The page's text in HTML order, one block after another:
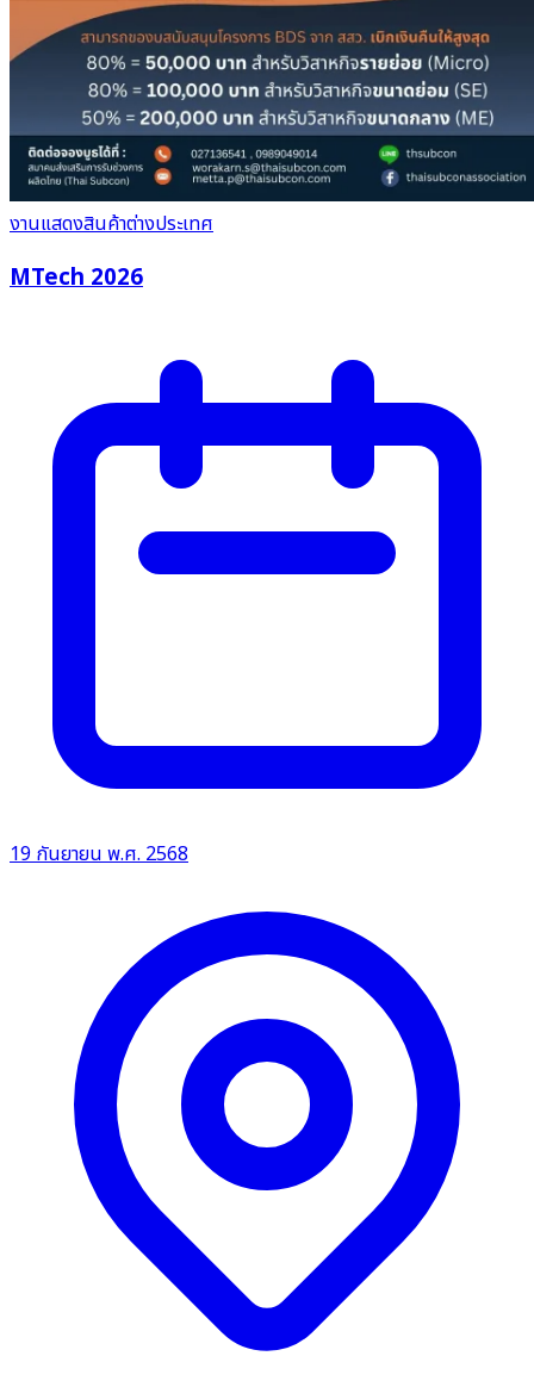
งานแสดงสินค้าต่างประเทศ
MTech 2026
19 กันยายน พ.ศ. 2568